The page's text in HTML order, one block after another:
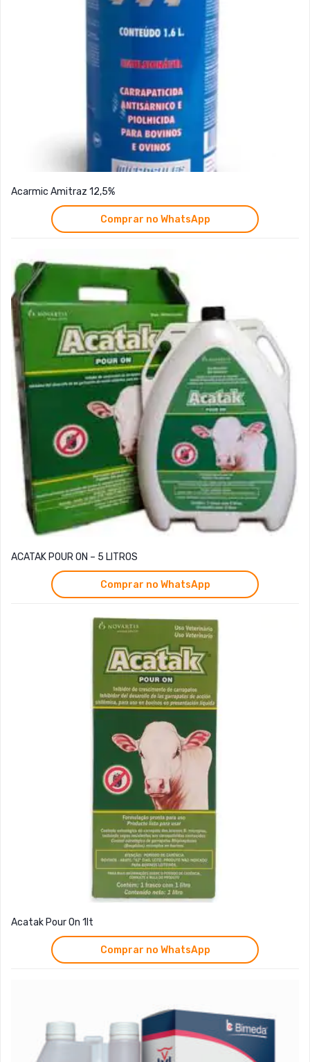
Acarmic Amitraz 12,5%
Comprar no WhatsApp
ACATAK POUR ON – 5 LITROS
Comprar no WhatsApp
Acatak Pour On 1lt
Comprar no WhatsApp